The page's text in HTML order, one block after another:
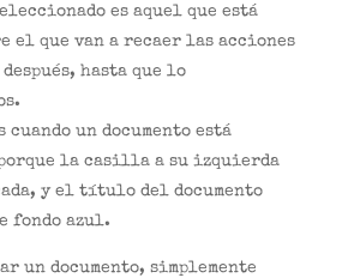
es aquel que está
el que van a recaer las acciones
después, hasta que lo
un documento está
la casilla a su izquierda
y el título del documento
fondo azul.
un documento, simplemente